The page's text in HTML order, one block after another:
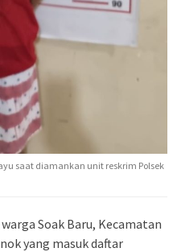
saat diamankan unit reskrim Polsek
Soak Baru, Kecamatan
yang masuk daftar